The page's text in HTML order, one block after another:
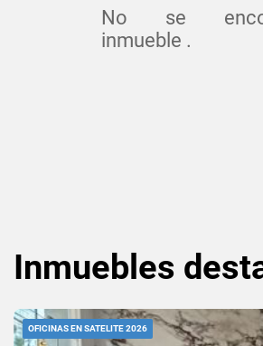
No se
inmueble .
Inmuebles
OFICINAS EN SATELITE 2026